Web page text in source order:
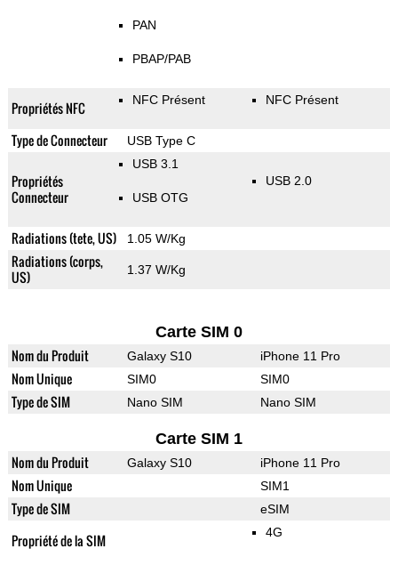
PAN
PBAP/PAB
Propriétés NFC NFC Présent NFC Présent
Type de Connecteur USB Type C
Propriétés
Connecteur
USB 3.1
USB OTG
USB 2.0
Radiations (tete, US) 1.05 W/Kg
Radiations (corps,
US)
1.37 W/Kg
Carte SIM 0
Nom du Produit Galaxy S10 iPhone 11 Pro
Nom Unique SIM0 SIM0
Type de SIM Nano SIM Nano SIM
Carte SIM 1
Nom du Produit Galaxy S10 iPhone 11 Pro
Nom Unique SIM1
Type de SIM eSIM
Propriété de la SIM 4G